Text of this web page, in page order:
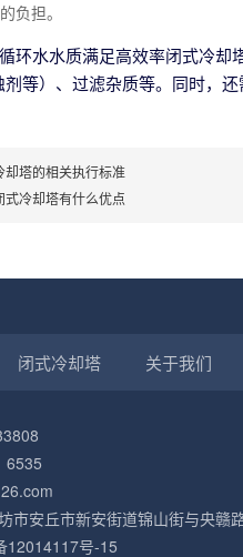
负担。
环水水质满足高效率闭式冷却
剂等）、过滤杂质等。同时，
却塔的相关执行标准
式冷却塔有什么优点
闭式冷却塔 关于我们
6535
市安丘市新安街道锦山街与央赣
12014117号-15